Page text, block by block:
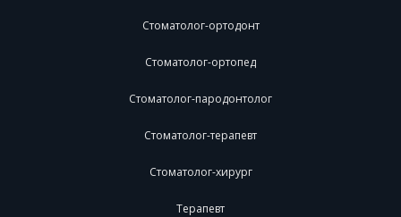
Стоматолог-ортодонт
Стоматолог-ортопед
Стоматолог-пародонтолог
Стоматолог-терапевт
Стоматолог-хирург
Терапевт